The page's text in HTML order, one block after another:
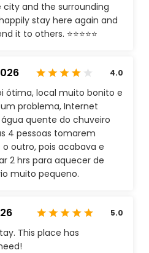
city and the surrounding
stay here again and
it to others. ⭐⭐⭐⭐⭐
4.0
ótima, local muito bonito e
problema, Internet
quente do chuveiro
4 pessoas tomarem
outro, pois acabava e
2 hrs para aquecer de
muito pequeno.
5.0
This place has